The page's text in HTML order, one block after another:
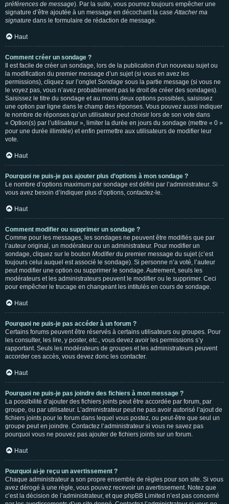
préférences de message). Par la suite, vous pourrez toujours empêcher une
signature d’être ajoutée à un message en décochant la caseAttacher ma
signature dans le formulaire de rédaction de message.
Haut
Comment créer un sondage ?
Il est facile de créer un sondage, lors de la publication d’un nouveau sujet ou
la modification du premier message d’un sujet (si vous en avez les
permissions), cliquez sur l’ongletSondage sous la partie message (si vous ne
le voyez pas, vous n’avez probablement pas le droit de créer des sondages).
Saisissez le titre du sondage et au moins deux options possibles, saisissez
une option par ligne dans le champ des réponses. Vous pouvez aussi indiquer
le nombre de réponses qu’un utilisateur peut choisir lors de son vote dans
« Option(s) par l’utilisateur », limiter la durée en jours du sondage (mettre « 0 »
pour une durée illimitée) et enfin permettre aux utilisateurs de modifier leur
vote.
Haut
Pourquoi ne puis-je pas ajouter plus d’options à mon sondage ?
Le nombre d’options maximum par sondage est défini par l’administrateur. Si
vous avez besoin d’indiquer plus d’options, contactez-le.
Haut
Comment modifier ou supprimer un sondage ?
Comme pour les messages, les sondages ne peuvent être modifiés que par
l’auteur original, un modérateur ou un administrateur. Pour modifier un
sondage, cliquez sur le bouton Modifierdu premier message du sujet (c’est
toujours celui auquel est associé le sondage). Si personne n’a voté, l’auteur
peut modifier une option ou supprimer le sondage. Autrement, seuls les
modérateurs et les administrateurs peuvent le modifier ou le supprimer. Ceci
pour empêcher le trucage en changeant les intitulés en cours de sondage.
Haut
Pourquoi ne puis-je pas accéder à un forum ?
Certains forums peuvent être réservés à certains utilisateurs ou groupes. Pour
les consulter, les lire, y poster, etc., vous devez avoir les permissions s’y
rapportant. Seuls les modérateurs de groupes et les administrateurs peuvent
accorder ces accès, vous devez donc les contacter.
Haut
Pourquoi ne puis-je pas joindre des fichiers à mon message ?
La possibilité d’ajouter des fichiers joints peut être accordée par forum, par
groupe, ou par utilisateur. L’administrateur peut ne pas avoir autorisé l’ajout de
fichiers joints pour le forum dans lequel vous postez, ou peut-être que seul un
groupe peut en joindre. Contactez l’administrateur si vous ne savez pas
pourquoi vous ne pouvez pas ajouter de fichiers joints sur un forum.
Haut
Pourquoi ai-je reçu un avertissement ?
Chaque administrateur a son propre ensemble de règles pour son site. Si vous
avez dérogé à une règle, vous pouvez recevoir un avertissement. Notez que
c’est la décision de l’administrateur, et que phpBB Limited n’est pas concerné